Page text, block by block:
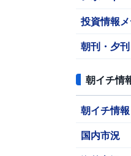
投資情報
朝刊・夕刊
朝イチ情
朝イチ情報
国内市況